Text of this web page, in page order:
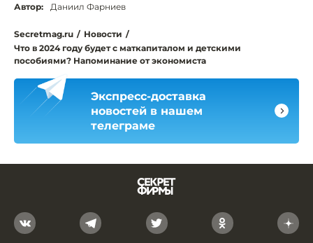
Автор: Даниил Фарниев
Secretmag.ru / Новости /
Что в 2024 году будет с маткапиталом и детскими
пособиями? Напоминание от экономиста
Экспресс-доставка
новостей в нашем
телеграме